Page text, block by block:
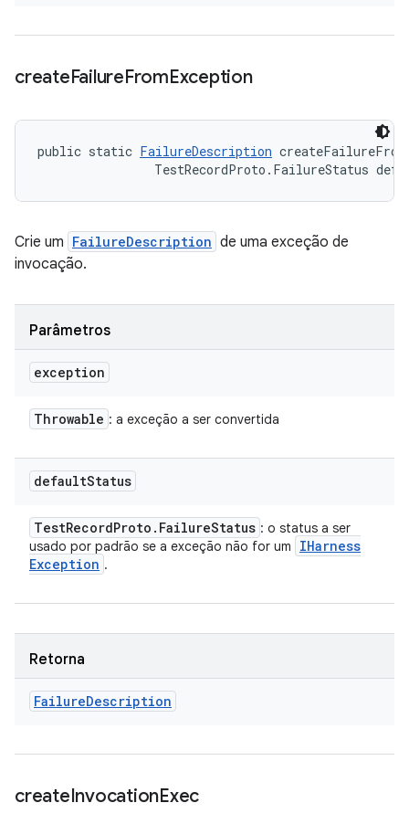
createFailureFromException
public static FailureDescription
TestRecordProto.FailureStatus
Crie um FailureDescription de uma exceção de
invocação.
Parâmetros
exception
Throwable : a exceção a ser convertida
defaultStatus
TestRecordProto . FailureStatus : o status a ser
usado por padrão se a exceção não for um
IHarness
Exception .
Retorna
FailureDescription
createInvocationExec